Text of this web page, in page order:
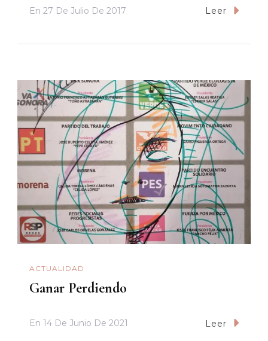
En 27 De Julio De 2017 Leer
ACTUALIDAD
Ganar Perdiendo
En 14 De Junio De 2021 Leer